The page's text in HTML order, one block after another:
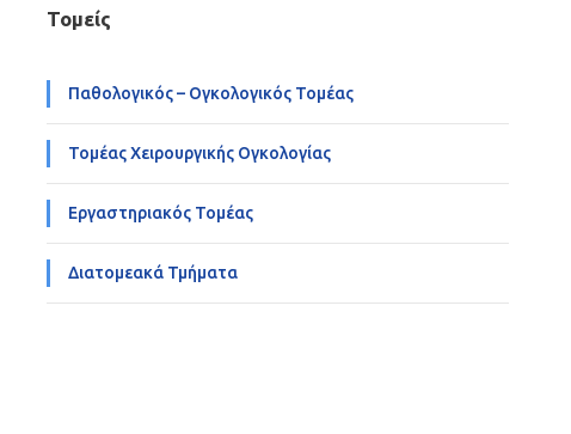
Τομείς
Παθολογικός – Ογκολογικός Τομέας
Τομέας Χειρουργικής Ογκολογίας
Εργαστηριακός Τομέας
Διατομεακά Τμήματα